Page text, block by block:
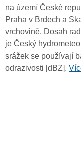
na území České
Praha v Brdech a
vrchovině. Dosah
je Český
srážek se používají
odrazivosti [dBZ].